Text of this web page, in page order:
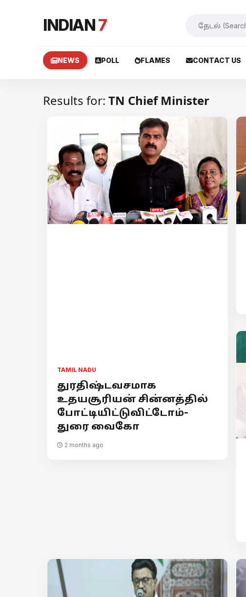
INDIAN7
NEWS POLL FLAMES CONTACT US
Results for: TN Chief Minister
TAMIL NADU
துரதிஷ்டவசமாக
உதயசூரியன் சின்னத்தில்
போட்டியிட்டுவிட்டோம்-
துரை வைகோ
2 months ago